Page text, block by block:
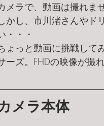
メラで、動画は撮れま
かし、市川渚さんやド
・・・
ょっと動画に挑戦して
ーズ。FHDの映像が撮れ
メラ本体